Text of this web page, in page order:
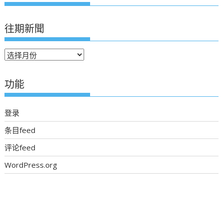
往期新聞
往
新
聞
功能
登录
条目feed
评论feed
WordPress.org